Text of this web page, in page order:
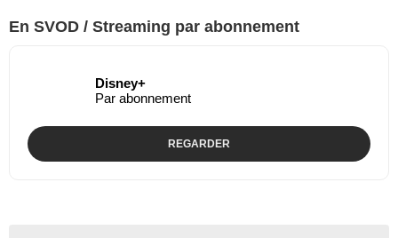
En SVOD / Streaming par abonnement
Disney+
Par abonnement
REGARDER